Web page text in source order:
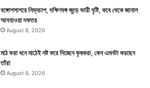
বঙ্গোপসাগরে নিম্নচাপ, দক্ষিণবঙ্গ জুড়ে ভারী বৃষ্টি, কবে থেকে জানাল
আবহাওয়া দফতর
August 8, 2026
মাঠ ভরা ধনে মাঠেই নষ্ট করে দিচ্ছেন কৃষকরা, কেন এমনটা করছেন
তাঁরা
August 8, 2026